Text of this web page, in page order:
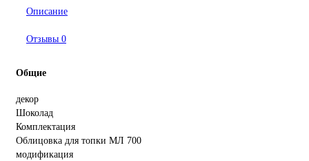
Описание
Отзывы 0
Общие
декор
Шоколад
Комплектация
Облицовка для топки МЛ 700
модификация